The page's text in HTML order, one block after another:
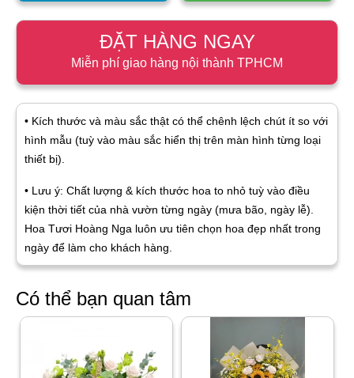
ĐẶT HÀNG NGAY
Miễn phí giao hàng nội thành TPHCM
• Kích thước và màu sắc thật có thể chênh lệch chút ít so với
hình mẫu (tuỳ vào màu sắc hiển thị trên màn hình từng loại
thiết bị).
• Lưu ý: Chất lượng & kích thước hoa to nhỏ tuỳ vào điều
kiện thời tiết của nhà vườn từng ngày (mưa bão, ngày lễ).
Hoa Tươi Hoàng Nga luôn ưu tiên chọn hoa đẹp nhất trong
ngày để làm cho khách hàng.
Có thể bạn quan tâm